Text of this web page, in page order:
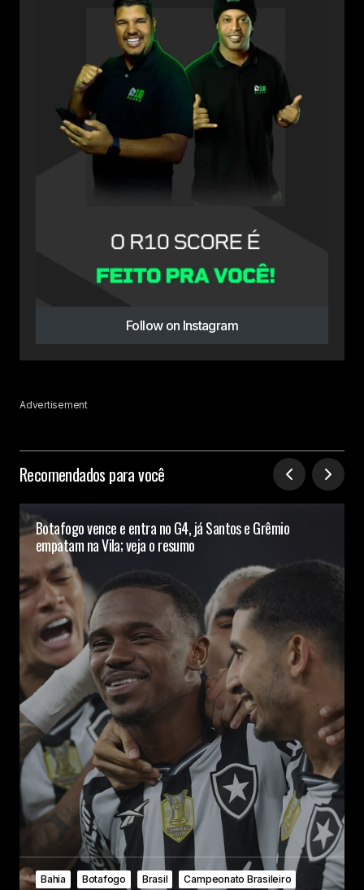
Follow on Instagram
Advertisement
Recomendados para você
Botafogo vence e entra no G4, já Santos e Grêmio
empatam na Vila; veja o resumo
Bahia Botafogo Brasil Campeonato Brasileiro